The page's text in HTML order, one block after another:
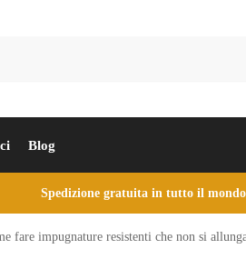
Blog
Spedizione gratuita in tutto il
fare impugnature resistenti che non si